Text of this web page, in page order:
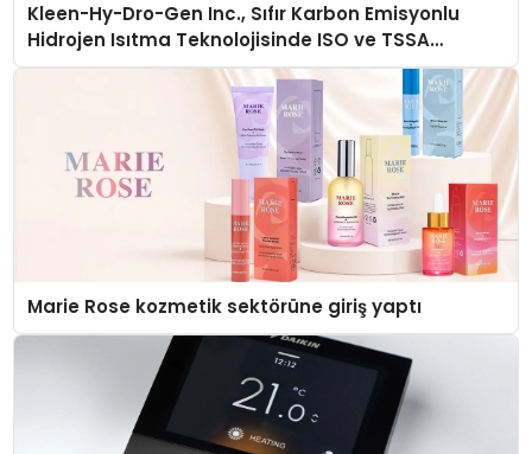
Kleen-Hy-Dro-Gen Inc., Sıfır Karbon Emisyonlu
Hidrojen Isıtma Teknolojisinde ISO ve TSSA
Düzenleyici Onaylarını Aldı
Marie Rose kozmetik sektörüne giriş yaptı